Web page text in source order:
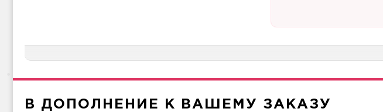
В ДОПОЛНЕНИЕ К ВАШЕМУ ЗАКАЗУ